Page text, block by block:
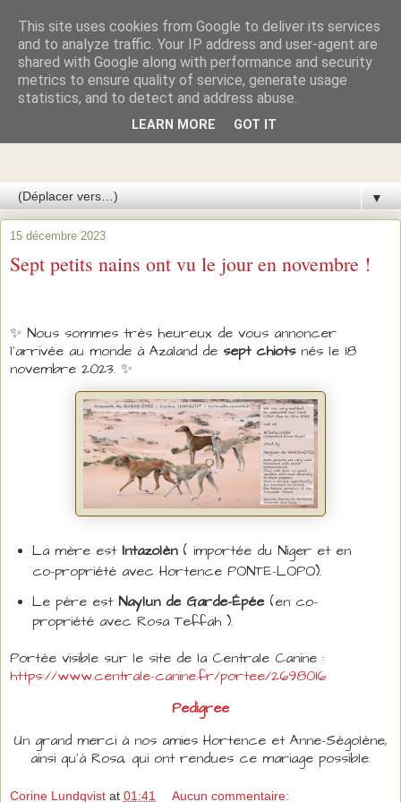
Azawakhs & Taïgans de
GARDE-ÉPÉE
▼
15 décembre 2023
Sept petits nains ont vu le jour en novembre !
✨ Nous sommes très heureux de vous annoncer
l'arrivée au monde à Azaland de sept chiotsnés le 18
novembre 2023. ✨
La mère est Intazolèn( importée du Niger et en
co-propriété avec Hortence PONTE-LOPO).
Le père est Naylun de Garde-Épée(en co-
propriété avec Rosa Teffah ).
Portée visible sur le site de la Centrale Canine :
https://www.centrale-canine.fr/portee/2698016
Pedigree
Un grand merci à nos amies Hortence et Anne-Ségolène,
ainsi qu'à Rosa, qui ont rendues ce mariage possible.
Corine Lundqvist at 01:41 Aucun commentaire:
This site uses cookies from Google to deliver its services
and to analyze traffic. Your IP address and user-agent are
shared with Google along with performance and security
metrics to ensure quality of service, generate usage
statistics, and to detect and address abuse.
LEARN MORE GOT IT